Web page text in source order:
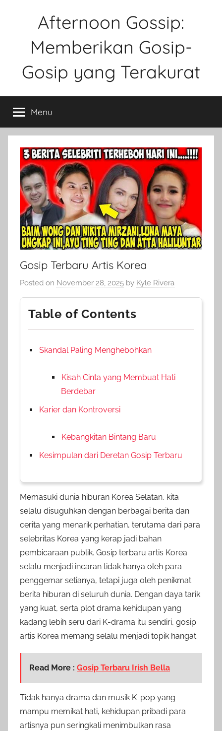
Afternoon Gossip:
Memberikan Gosip-
Gosip yang Terakurat
Tentang
Ke
Gosipan
Berbagai
Kalangan
Menu
Gosip Terbaru Artis Korea
Posted on November 28, 2025 by Kyle Rivera
Table of Contents
Skandal Paling Menghebohkan
Kisah Cinta yang Membuat Hati
Berdebar
Karier dan Kontroversi
Kebangkitan Bintang Baru
Kesimpulan dari Deretan Gosip Terbaru
Memasuki dunia hiburan Korea Selatan, kita
selalu disuguhkan dengan berbagai berita dan
cerita yang menarik perhatian, terutama dari para
selebritas Korea yang kerap jadi bahan
pembicaraan publik. Gosip terbaru artis Korea
selalu menjadi incaran tidak hanya oleh para
penggemar setianya, tetapi juga oleh penikmat
berita hiburan di seluruh dunia. Dengan daya tarik
yang kuat, serta plot drama kehidupan yang
kadang lebih seru dari K-drama itu sendiri, gosip
artis Korea memang selalu menjadi topik hangat.
Read More : Gosip Terbaru Irish Bella
Tidak hanya drama dan musik K-pop yang
mampu memikat hati, kehidupan pribadi para
artisnya pun seringkali menimbulkan rasa